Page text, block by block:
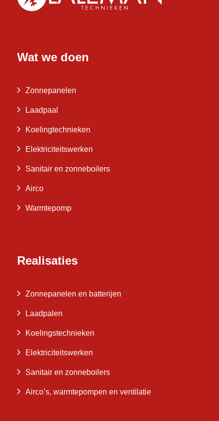
Wat we doen
Zonnepanelen
Laadpaal
Koelingtechnieken
Elektriciteitswerken
Sanitair en zonneboilers
Airco
Warmtepomp
Realisaties
Zonnepanelen en batterijen
Laadpalen
Koelingstechnieken
Elektriciteitswerken
Sanitair en zonneboilers
Airco’s, warmtepompen en ventilatie